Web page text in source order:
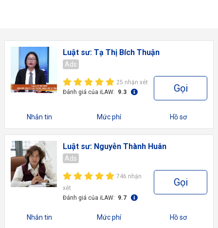
Luật sư: Tạ Thị Bích Thuận
Ads
25 nhận xét
Đánh giá của iLAW: 9.3 Gọi
Nhắn tin Mức phí Hồ sơ
Luật sư: Nguyễn Thành Huân
Ads
746 nhận
xét
Đánh giá của iLAW: 9.7
Gọi
Nhắn tin Mức phí Hồ sơ